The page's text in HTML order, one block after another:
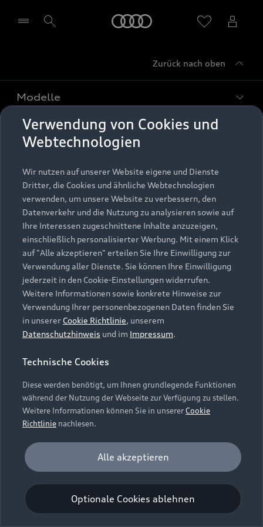
Verwendung von Cookies und
Webtechnologien
Wir nutzen auf unserer Website eigene und Dienste
Dritter, die Cookies und ähnliche Webtechnologien
verwenden, um unsere Website zu verbessern, den
Datenverkehr und die Nutzung zu analysieren sowie auf
Ihre Interessen zugeschnittene Inhalte anzuzeigen,
einschließlich personalisierter Werbung. Mit einem Klick
auf "Alle akzeptieren" erteilen Sie Ihre Einwilligung zur
Verwendung aller Dienste. Sie können Ihre Einwilligung
jederzeit in den Cookie-Einstellungen widerrufen.
Weitere Informationen sowie konkrete Hinweise zur
Verwendung Ihrer personenbezogenen Daten finden Sie
in unserer Cookie Richtlinie, unserem
Datenschutzhinweis und im Impressum.
Technische Cookies
Diese werden benötigt, um Ihnen grundlegende Funktionen
während der Nutzung der Webseite zur Verfügung zu stellen.
Weitere Informationen können Sie in unsererCookie
Richtlinie nachlesen.
Analyse und Statistik
Performance Cookies sammeln Informationen
darüber, wie unsere Webseite genutzt wird (z. B.
Anzahl der Besuche, Verweildauer). Diese Cookies
werden zur Optimierung der Webseite verwendet.
Optionale Cookies ablehnen
Alle akzeptieren
Zurück nach oben
Modelle
Alle Modelle
Elektromodelle
Plug-in-Hybride
Kaufen & leasen
Neuwagensuche
Gebrauchtwagensuche
Gebrauchtwagen
Finanzierung
Aktionen & Angebote
Geschäftskunden
Saisonale Angebote
Audi Services
Garantie
Audi digital services
myAudi
Support
Kundenservice
Händlersuche
Audi Code
Häufige Fragen (FAQ)
Audi Online Beratung
Bordbuch & Bedienungsanleitungen
Verträge kündigen
Vertrag widerrufen
Über Audi
Unternehmen
Karriere
Investor Relations
Presse & Media Center
Datenschutz
Audi erleben
Newsletter
© 2026 AUDI AG. Alle Rechte vorbehalten
Datenschutzinformation
Cookie-Richtlinie
Barrierefreiheit
Digital Services Act
EU Data Act
Embleme am Fahrzeug bei allen Abbildungen auf dieser
Webseite kann abweichen.